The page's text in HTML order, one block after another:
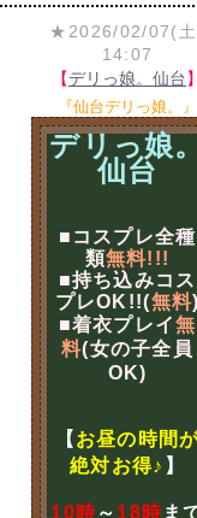
★2026/02/07(
14:07
【デリっ娘。仙台
『仙台デリっ娘。』
デリっ娘
仙台
■コスプレ全種
類無料!!!
■持ち込みコス
プレOK!!(無料
■着衣プレイ無
料(女の子全員
OK)
【 お昼の時間
絶対お得♪ 】
10時～ 18時ま